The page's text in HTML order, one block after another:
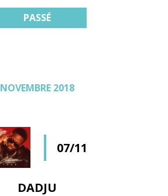
PASSÉ
NOVEMBRE 2018
07/11
DADJU